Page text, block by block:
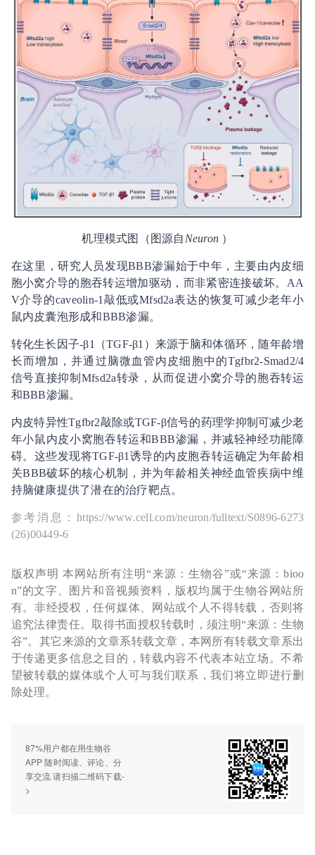
机理模式图（图源自 Neuron ）
在这里，研究人员发现BBB渗漏始于中年，主要由内皮细
胞小窝介导的胞吞转运增加驱动，而非紧密连接破坏。AA
V介导的caveolin-1敲低或Mfsd2a表达的恢复可减少老年小
鼠内皮囊泡形成和BBB渗漏。
转化生长因子-β1（TGF-β1）来源于脑和体循环，随年龄增
长而增加，并通过脑微血管内皮细胞中的Tgfbr2-Smad2/4
信号直接抑制Mfsd2a转录，从而促进小窝介导的胞吞转运
和BBB渗漏。
内皮特异性Tgfbr2敲除或TGF-β信号的药理学抑制可减少老
年小鼠内皮小窝胞吞转运和BBB渗漏，并减轻神经功能障
碍。这些发现将TGF-β1诱导的内皮胞吞转运确定为年龄相
关BBB破坏的核心机制，并为年龄相关神经血管疾病中维
持脑健康提供了潜在的治疗靶点。
参考消息：https://www.cell.com/neuron/fulltext/S0896-6273
(26)00449-6
版权声明 本网站所有注明“来源：生物谷”或“来源：bioo
n”的文字、图片和音视频资料，版权均属于生物谷网站所
有。非经授权，任何媒体、网站或个人不得转载，否则将
追究法律责任。取得书面授权转载时，须注明“来源：生物
谷”。其它来源的文章系转载文章，本网所有转载文章系出
于传递更多信息之目的，转载内容不代表本站立场。不希
望被转载的媒体或个人可与我们联系，我们将立即进行删
除处理。
87%用户都在用生物谷
APP 随时阅读、评论、分
享交流 请扫描二维码下载-
>